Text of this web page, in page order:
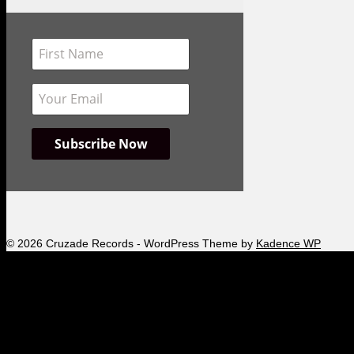
4. Feed The Fire
5. The World Is Not Yours
© 2026 Cruzade Records - WordPress Theme by Kadence WP